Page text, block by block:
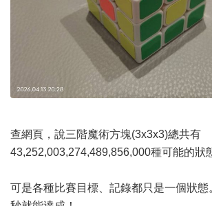
查網頁，說三階魔術方塊(3x3x3)總共有
43,252,003,274,489,856,000種可能的狀
可是各種比賽目標、記錄都只是一個狀